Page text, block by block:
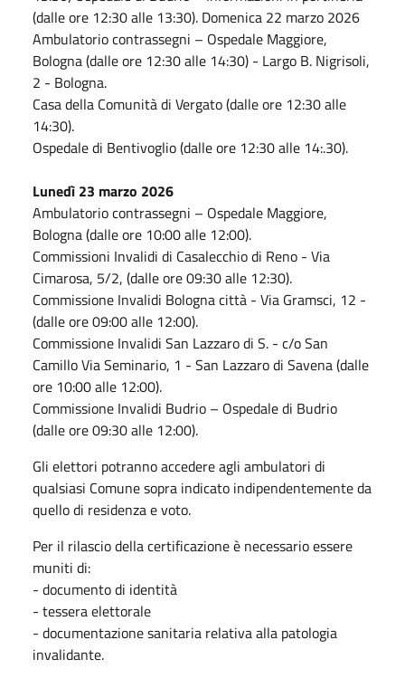
(dalle ore 12:30 alle 13:30). Domenica 22 marzo 2026
Ambulatorio contrassegni – Ospedale Maggiore,
Bologna (dalle ore 12:30 alle 14:30) - Largo B. Nigrisoli,
2 - Bologna.
Casa della Comunità di Vergato (dalle ore 12:30 alle
14:30).
Ospedale di Bentivoglio (dalle ore 12:30 alle 14:.30).
Lunedì 23 marzo 2026
Ambulatorio contrassegni – Ospedale Maggiore,
Bologna (dalle ore 10:00 alle 12:00).
Commissioni Invalidi di Casalecchio di Reno - Via
Cimarosa, 5/2, (dalle ore 09:30 alle 12:30).
Commissione Invalidi Bologna città - Via Gramsci, 12 -
(dalle ore 09:00 alle 12:00).
Commissione Invalidi San Lazzaro di S. - c/o San
Camillo Via Seminario, 1 - San Lazzaro di Savena (dalle
ore 10:00 alle 12:00).
Commissione Invalidi Budrio – Ospedale di Budrio
(dalle ore 09:30 alle 12:00).
Gli elettori potranno accedere agli ambulatori di
qualsiasi Comune sopra indicato indipendentemente da
quello di residenza e voto.
Per il rilascio della certificazione è necessario essere
muniti di:
- documento di identità
- tessera elettorale
- documentazione sanitaria relativa alla patologia
invalidante.